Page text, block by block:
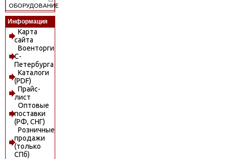
ОБОРУДОВАНИЕ
Информация
Карта
сайта
Военторги
С-
Петербурга
Каталоги
(PDF)
Прайс-
лист
Оптовые
поставки
(РФ, СНГ)
Розничные
продажи
(только
СПб)